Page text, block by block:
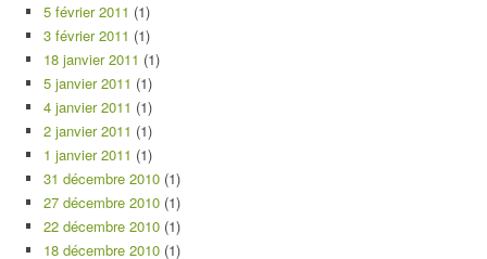
5 février 2011 (1)
3 février 2011 (1)
18 janvier 2011 (1)
5 janvier 2011 (1)
4 janvier 2011 (1)
2 janvier 2011 (1)
1 janvier 2011 (1)
31 décembre 2010 (1)
27 décembre 2010 (1)
22 décembre 2010 (1)
18 décembre 2010 (1)